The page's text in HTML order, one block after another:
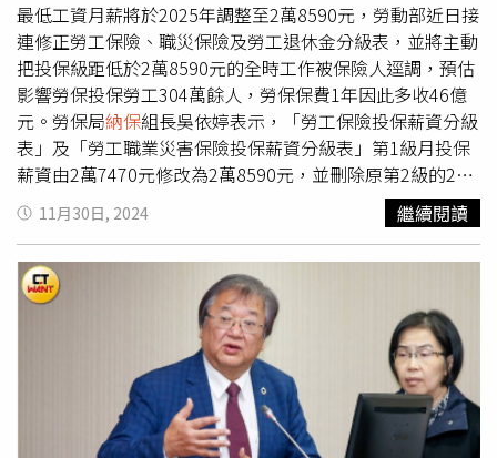
長、薪資成長增加等因素，推估2024年至2031年保費收入
增加約2800億元，更把59歲以下退休率全面性下降。台灣
勞工陣線祕書長孫友聯認為，此次精算報告再次顯示基金不
足問題依舊存在，目前不缺改革方案，缺的是選擇的勇氣，
如果等到破產時間逼近再處理，勢必要用更高成本來面對，
與其調整參數不如誠實面對。
最低工資月薪將於2025年調整至2萬8590元，勞動部近日接
連修正勞工保險、職災保險及勞工退休金分級表，並將主動
把投保級距低於2萬8590元的全時工作被保險人逕調，預估
影響勞保投保勞工304萬餘人，勞保保費1年因此多收46億
元。勞保局納保組長吳依婷表示，「勞工保險投保薪資分級
表」及「勞工職業災害保險投保薪資分級表」第1級月投保
薪資由2萬7470元修改為2萬8590元，並刪除原第2級的2萬
7600元。勞保部分工時則新增2萬7600元等級。勞工退休金
月提繳分級表，則刪除2萬7470元等級，新增2萬8590元等
級，其餘維持不變。吳依婷說，勞保局將主動針對勞保及就
保投保薪資為2萬7470元、2萬7600元全時工作的勞工，逕
調至2萬8590元，而若註記為部分工時的勞（就）保投保薪
資為2萬7470元的勞工，將調整至2萬7600元。而職災保險
下限為最低工資，因此原本投保薪資為2萬7470元及2萬
7600元的被保險人，將一併調整至2萬8590元。吳依婷說，
逕調將影響投保勞工保險勞工人數304萬餘人、就業保險為
116萬餘人、職災保險則有421萬人。勞工退休金為124萬
11月30日, 2024 繼續閱讀